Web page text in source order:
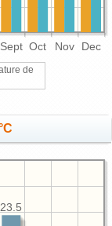
Sept Oct Nov Dec
de
23.5